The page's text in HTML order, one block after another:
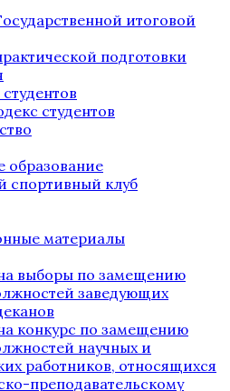
итоговой
подготовки
студентов
образование
спортивный клуб
материалы
выборы по замещению
заведующих
конкурс по замещению
научных и
работников, относящихся
преподавательскому